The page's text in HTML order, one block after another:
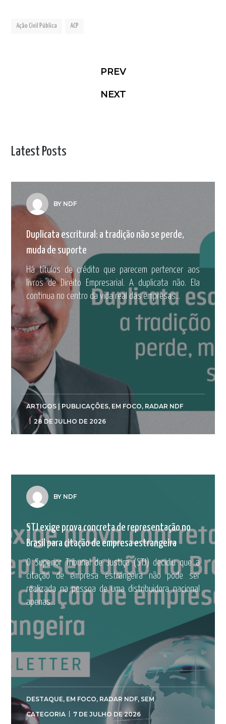
Ação Civil Pública ACP
PREV
NEXT
Latest Posts
BY NDF
Duplicata escritural: a tradição não se perde,
muda de suporte
Há títulos de crédito que parecem pertencer aos
livros de Direito Empresarial. A duplicata não. Ela
continua no centro da vida real das empresas...
ARTIGOS | PUBLICAÇÕES, EM FOCO, RADAR NDF
28 DE JULHO DE 2026
BY NDF
STJ exige prova concreta de representação no
Brasil para citação de empresa estrangeira
O Superior Tribunal de Justiça (STJ) decidiu que a
citação de empresa estrangeira não pode ser
realizada na pessoa de uma distribuidora nacional
apenas...
DESTAQUE, EM FOCO, RADAR NDF, SEM
CATEGORIA
7 DE JULHO DE 2026